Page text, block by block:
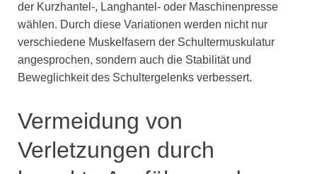
der Kurzhantel-, Langhantel- oder Maschinenpresse
wählen. Durch diese Variationen werden nicht nur
verschiedene Muskelfasern der Schultermuskulatur
angesprochen, sondern auch die Stabilität und
Beweglichkeit des Schultergelenks verbessert.
Vermeidung von
Verletzungen durch